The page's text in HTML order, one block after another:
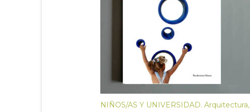
NIÑOS/AS Y UNIVERSIDAD. Arquitectura,